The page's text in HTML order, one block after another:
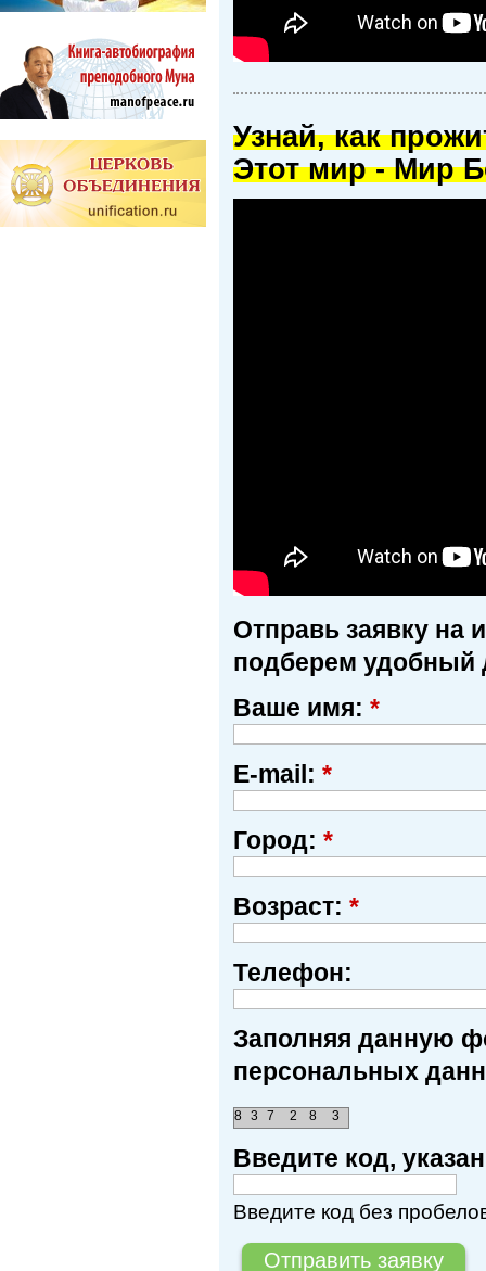
Узнай, как
Этот мир - Мир
Отправь заявку на
подберем удобный
Ваше имя: *
E-mail: *
Город: *
Возраст: *
Телефон:
Заполняя данную
персональных
3
8 2
3 7 8
Введите код,
Введите код без